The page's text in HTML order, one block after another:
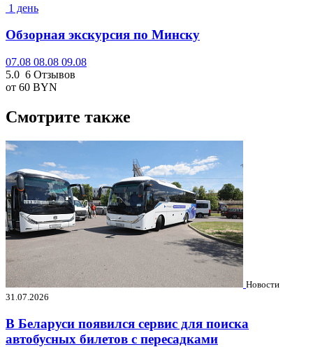
1 день
Обзорная экскурсия по Минску
07.08 08.08 09.08
5.0 6 Отзывов
от 60 BYN
Смотрите также
Новости
31.07.2026
В Беларуси появился сервис для поиска
автобусных билетов с пересадками